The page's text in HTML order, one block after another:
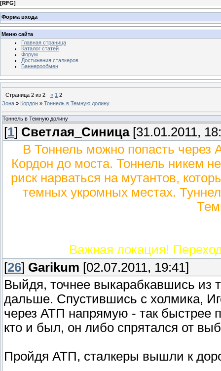
[RFG]
Форма входа
Меню сайта
Главная страница
Каталог статей
Форум
Достижения сталкеров
Баннерообмен
Страница 2 из 2 « 1 2
Зона » Кордон » Тоннель в Темную долину
Тоннель в Темную долину
[1] Светлая_Синица[31.01.2011,
В Тоннель можно попасть через
Кордон до моста. Тоннель никем
риск нарваться на мутантов,
темных укромных местах.
Важная локация!
[26] Garikum [02.07.2011, 19:41]
Выйдя, точнее выкарабкавшись из
дальше. Спустившись с холмика,
через АТП напрямую - так быстрее
кто и был, он либо спрятался от
Пройдя АТП, сталкеры вышли к